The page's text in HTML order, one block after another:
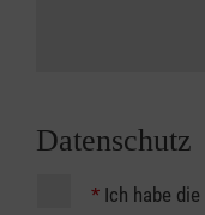
Datenschutz
* Ich habe die